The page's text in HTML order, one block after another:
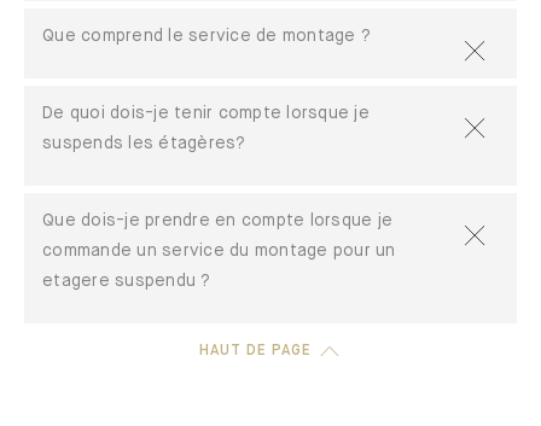
Que comprend le service de montage ?
De quoi dois-je tenir compte lorsque je
suspends les étagères?
Que dois-je prendre en compte lorsque je
commande un service du montage pour un
etagere suspendu ?
HAUT DE PAGE